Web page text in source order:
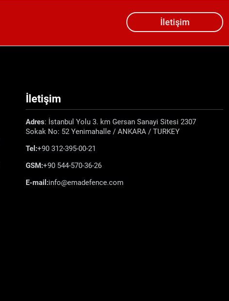
İletişim
İletişim
Adres: İstanbul Yolu 3. km Gersan Sanayi Sitesi 2307
Sokak No: 52 Yenimahalle / ANKARA / TURKEY
Tel:+90 312-395-00-21
GSM:+90 544-570-36-26
E-mail:info@emadefence.com